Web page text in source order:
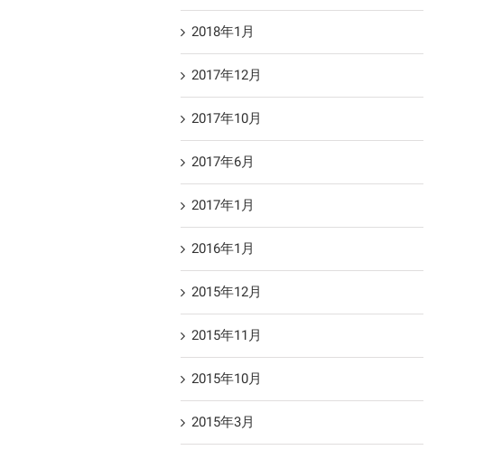
2018年1月
2017年12月
2017年10月
2017年6月
2017年1月
2016年1月
2015年12月
2015年11月
2015年10月
2015年3月